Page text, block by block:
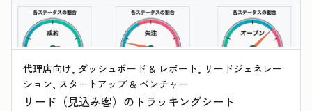
代理店向け, ダッシュボード & レポート, リードジェネレー
ション, スタートアップ & ベンチャー
リード（見込み客）のトラッキングシート